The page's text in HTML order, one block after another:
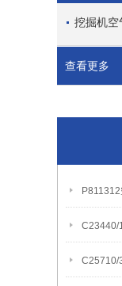
挖掘机空
查看更多
C23440/
C25710/